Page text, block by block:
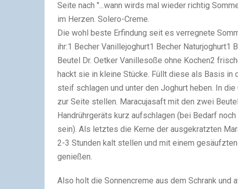
Seite nach "...wann wirds mal wieder richtig
im Herzen. Solero-Creme.
Die wohl beste Erfindung seit es verregnete
ihr:1 Becher Vanillejoghurt1 Becher Naturjoghurt1
Beutel Dr. Oetker Vanillesoße ohne Kochen2
hackt sie in kleine Stücke. Füllt diese als Basis in
steif schlagen und unter den Joghurt heben. In
zur Seite stellen. Maracujasaft mit den zwei
Handrührgeräts kurz aufschlagen (bei Bedarf
sein). Als letztes die Kerne der ausgekratzten
2-3 Stunden kalt stellen und mit einem
genießen.
Also holt die Sonnencreme aus dem Schrank